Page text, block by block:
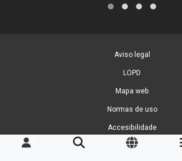
Aviso legal
LOPD
Mapa web
Normas de uso
Accesibilidade
Xestión de cookies